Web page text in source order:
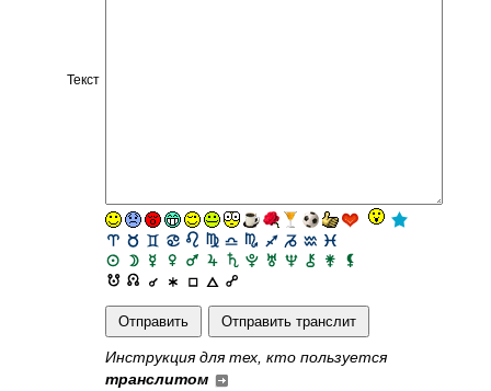
Текст
Инструкция для тех, кто пользуется
транслитом